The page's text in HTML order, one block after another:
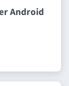
Android